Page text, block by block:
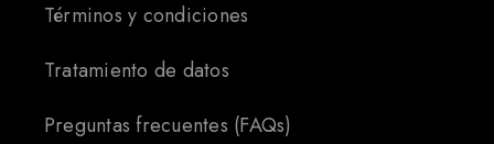
Términos y condiciones
Tratamiento de datos
Preguntas frecuentes (FAQs)